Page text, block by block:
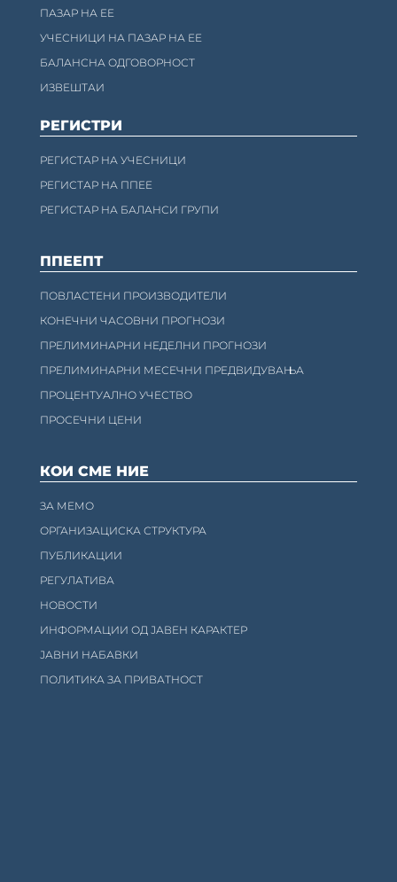
ПАЗАР НА ЕЕ
УЧЕСНИЦИ НА ПАЗАР НА ЕЕ
БАЛАНСНА ОДГОВОРНОСТ
ИЗВЕШТАИ
РЕГИСТРИ
РЕГИСТАР НА УЧЕСНИЦИ
РЕГИСТАР НА ППЕЕ
РЕГИСТАР НА БАЛАНСИ ГРУПИ
ППЕЕПТ
ПОВЛАСТЕНИ ПРОИЗВОДИТЕЛИ
КОНЕЧНИ ЧАСОВНИ ПРОГНОЗИ
ПРЕЛИМИНАРНИ НЕДЕЛНИ ПРОГНОЗИ
ПРЕЛИМИНАРНИ МЕСЕЧНИ ПРЕДВИДУВАЊА
ПРОЦЕНТУАЛНО УЧЕСТВО
ПРОСЕЧНИ ЦЕНИ
КОИ СМЕ НИЕ
ЗА МЕМО
ОРГАНИЗАЦИСКА СТРУКТУРА
ПУБЛИКАЦИИ
РЕГУЛАТИВА
НОВОСТИ
ИНФОРМАЦИИ ОД ЈАВЕН КАРАКТЕР
ЈАВНИ НАБАВКИ
ПОЛИТИКА ЗА ПРИВАТНОСТ